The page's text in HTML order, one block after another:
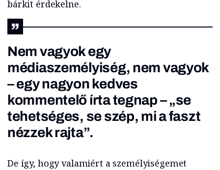
bárkit érdekelne.
Nem vagyok egy
médiaszemélyiség, nem vagyok
– egy nagyon kedves
kommentelő írta tegnap – „se
tehetséges, se szép, mi a faszt
nézzek rajta”.
De így, hogy valamiért a személyiségemet